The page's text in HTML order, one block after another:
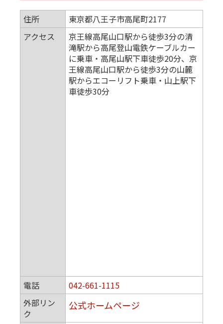
住所
東京都八王子市高尾町2177
アクセス
京王線高尾山口駅から徒歩3分の清
滝駅から高尾登山電鉄ケーブルカー
に乗車・高尾山駅下車徒歩20分、京
王線高尾山口駅から徒歩3分の山麓
駅からエコーリフト乗車・山上駅下
車徒歩30分
電話
042-661-1115
外部リン
ク
公式ホームページ